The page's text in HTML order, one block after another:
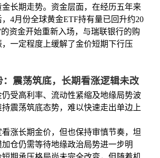
长期走势。资金层面，在经历五年来
4月份全球黄金ETF持有量已回升约20
的资金开始重新入场，与瑞联银行的购
一定程度上缓解了金价短期下行压
：震荡筑底，长期看涨逻辑未改
受高利率、流动性紧缩及地缘局势波
震荡筑底态势，难以快速走出单边上
涨长期金价，但也保持审慎节奏，坦
仓仍需等待地缘政治局势进一步明